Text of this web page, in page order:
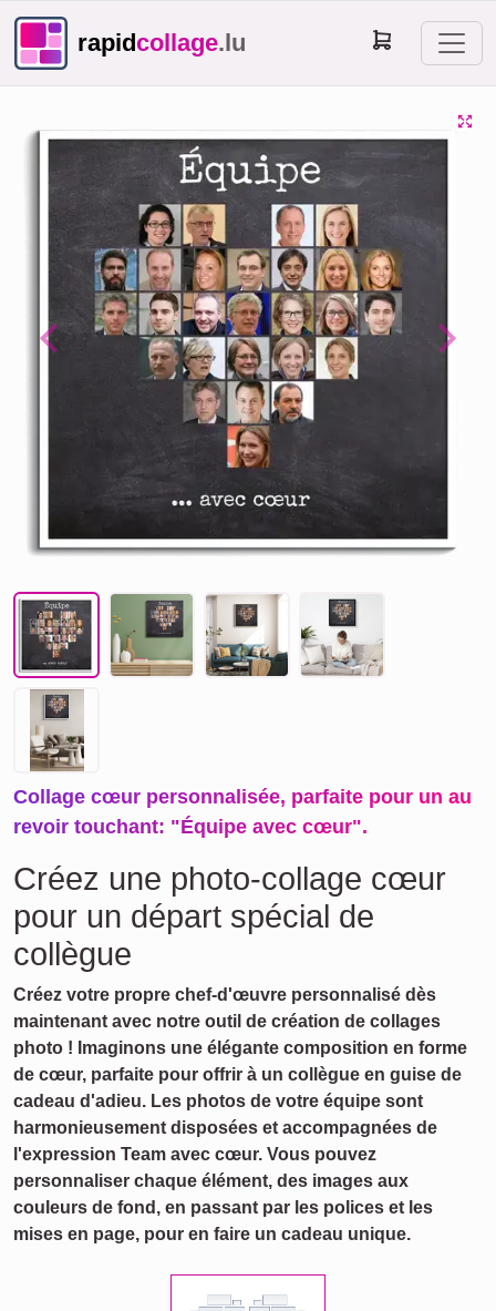
rapidcollage.lu
Previous Next
Collage cœur personnalisée, parfaite pour un au
revoir touchant: "Équipe avec cœur".
Créez une photo-collage cœur
pour un départ spécial de
collègue
Créez votre propre chef-d'œuvre personnalisé dès
maintenant avec notre outil de création de collages
photo ! Imaginons une élégante composition en forme
de cœur, parfaite pour offrir à un collègue en guise de
cadeau d'adieu. Les photos de votre équipe sont
harmonieusement disposées et accompagnées de
l'expression Team avec cœur. Vous pouvez
personnaliser chaque élément, des images aux
couleurs de fond, en passant par les polices et les
mises en page, pour en faire un cadeau unique.